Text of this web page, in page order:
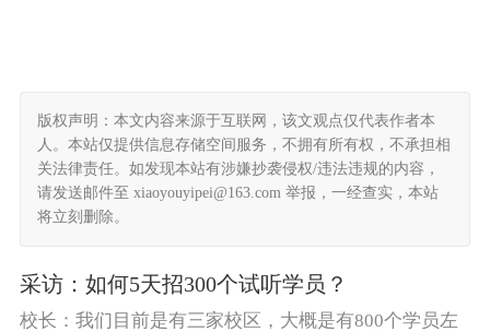
版权声明：本文内容来源于互联网，该文观点仅代表作者本
人。本站仅提供信息存储空间服务，不拥有所有权，不承担相
关法律责任。如发现本站有涉嫌抄袭侵权/违法违规的内容，
请发送邮件至 xiaoyouyipei@163.com 举报，一经查实，本站
将立刻删除。
采访：如何5天招300个试听学员？
校长：我们目前是有三家校区，大概是有800个学员左